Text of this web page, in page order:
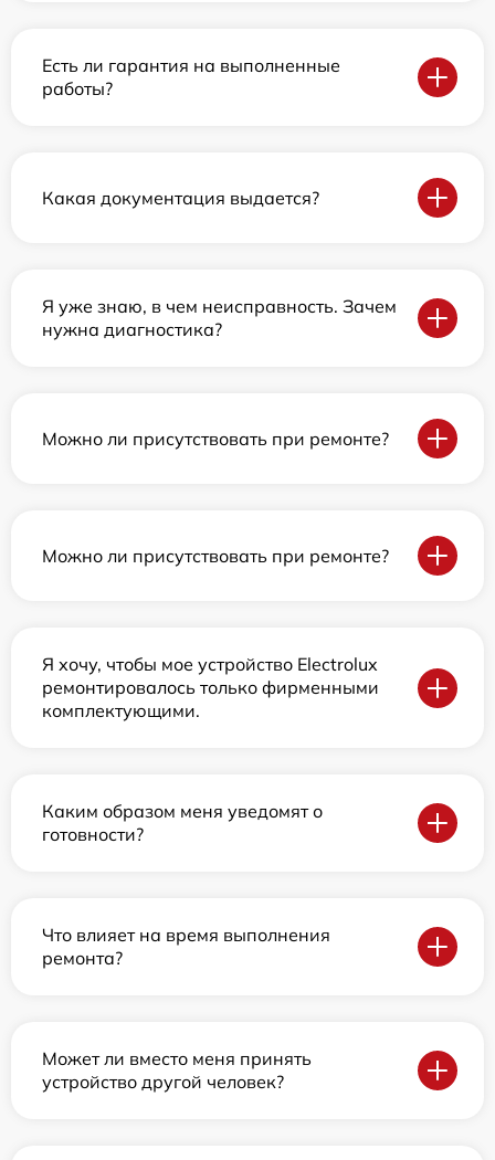
Есть ли гарантия на выполненные
работы?
Какая документация выдается?
Я уже знаю, в чем неисправность. Зачем
нужна диагностика?
Можно ли присутствовать при ремонте?
Можно ли присутствовать при ремонте?
Я хочу, чтобы мое устройство Electrolux
ремонтировалось только фирменными
комплектующими.
Каким образом меня уведомят о
готовности?
Что влияет на время выполнения
ремонта?
Может ли вместо меня принять
устройство другой человек?